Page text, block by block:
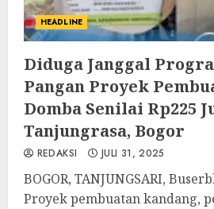
HEADLINE
‎Diduga Janggal
Pangan Proyek
Domba Senilai Rp225
Tanjungrasa, Bogor‎
REDAKSI JULI 31, 2025
BOGOR, TANJUNGSARI,
Proyek pembuatan kandang,